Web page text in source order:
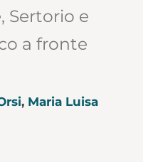
Sertorio e
a fronte
, Maria Luisa